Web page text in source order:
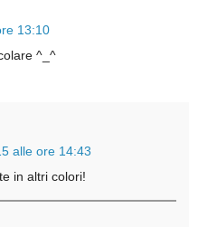
13:10
^_^
alle ore 14:43
in altri colori!